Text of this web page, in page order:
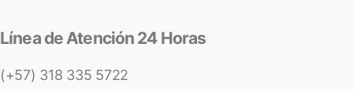
Línea de Atención 24 Horas
(+57) 318 335 5722